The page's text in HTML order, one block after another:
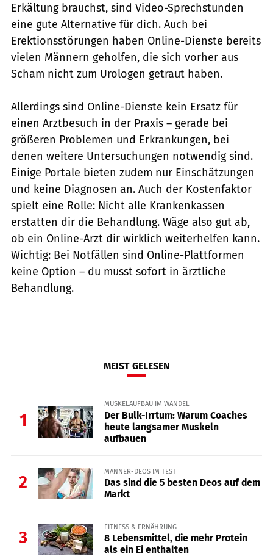
Erkältung brauchst, sind Video-Sprechstunden
eine gute Alternative für dich. Auch bei
Erektionsstörungen haben Online-Dienste bereits
vielen Männern geholfen, die sich vorher aus
Scham nicht zum Urologen getraut haben.
Allerdings sind Online-Dienste kein Ersatz für
einen Arztbesuch in der Praxis – gerade bei
größeren Problemen und Erkrankungen, bei
denen weitere Untersuchungen notwendig sind.
Einige Portale bieten zudem nur Einschätzungen
und keine Diagnosen an. Auch der Kostenfaktor
spielt eine Rolle: Nicht alle Krankenkassen
erstatten dir die Behandlung. Wäge also gut ab,
ob ein Online-Arzt dir wirklich weiterhelfen kann.
Wichtig: Bei Notfällen sind Online-Plattformen
keine Option – du musst sofort in ärztliche
Behandlung.
MEIST GELESEN
1
MUSKELAUFBAU IM WANDEL
Der Bulk-Irrtum: Warum Coaches
heute langsamer Muskeln
aufbauen
2
MÄNNER-DEOS IM TEST
Das sind die 5 besten Deos auf dem
Markt
3
FITNESS & ERNÄHRUNG
8 Lebensmittel, die mehr Protein
als ein Ei enthalten